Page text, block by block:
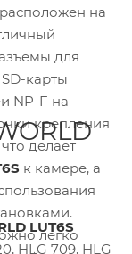
на
для
карты
NP-F на
крепления
делает
к камере, а
легко
LUT6S
HLG 709, HLG